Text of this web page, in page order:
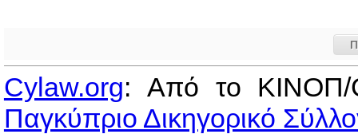
Cylaw.org: Από το
Παγκύπριο Δικηγορικό